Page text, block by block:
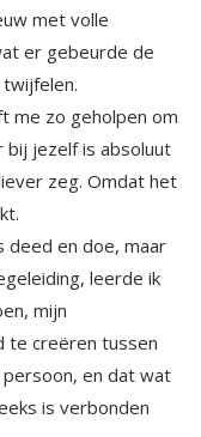
me zo geholpen om
bij jezelf is absoluut
zeg. Omdat het
deed en doe, maar
leerde ik
en doen, mijn
te creëren tussen
en dat wat
is verbonden